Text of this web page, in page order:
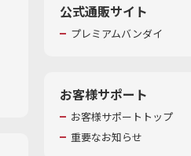
公式通販サイト
プレミアムバンダイ
お客様サポート
お客様サポートトップ
重要なお知らせ